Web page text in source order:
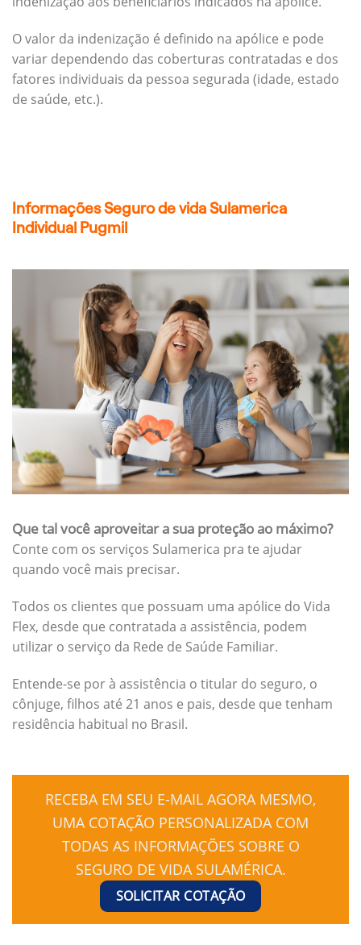
O valor da indenização é definido na apólice e pode
variar dependendo das coberturas contratadas e dos
fatores individuais da pessoa segurada (idade, estado
de saúde, etc.).
Informações Seguro de vida Sulamerica
Individual Pugmil
Que tal você aproveitar a sua proteção ao máximo?
Conte com os serviços Sulamerica pra te ajudar
quando você mais precisar.
Todos os clientes que possuam uma apólice do Vida
Flex, desde que contratada a assistência, podem
utilizar o serviço da Rede de Saúde Familiar.
Entende-se por à assistência o titular do seguro, o
cônjuge, filhos até 21 anos e pais, desde que tenham
residência habitual no Brasil.
RECEBA EM SEU E-MAIL AGORA MESMO,
UMA COTAÇÃO PERSONALIZADA COM
TODAS AS INFORMAÇÕES SOBRE O
SEGURO DE VIDA SULAMÉRICA.
SOLICITAR COTAÇÃO